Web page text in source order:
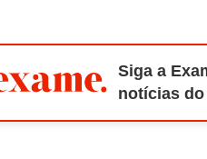
Siga a
notícias